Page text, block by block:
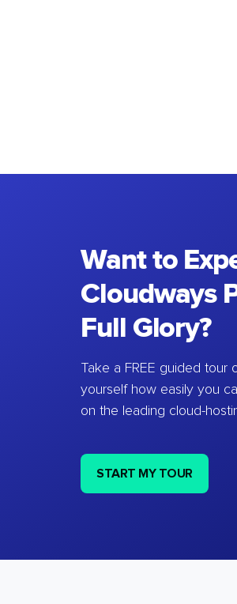
Want to
Cloudways
Full Glory?
Take a FREE guided
yourself how easily you
on the leading cloud-
START MY TOUR